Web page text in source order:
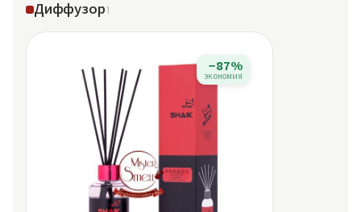
Диффузор1
−87%
экономия